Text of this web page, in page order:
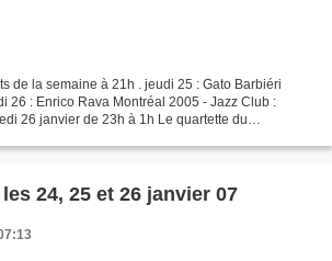
de la semaine à 21h . jeudi 25 : Gato Barbiéri
26 : Enrico Rava Montréal 2005 - Jazz Club :
26 janvier de 23h à 1h Le quartette du
24, 25 et 26 janvier 07